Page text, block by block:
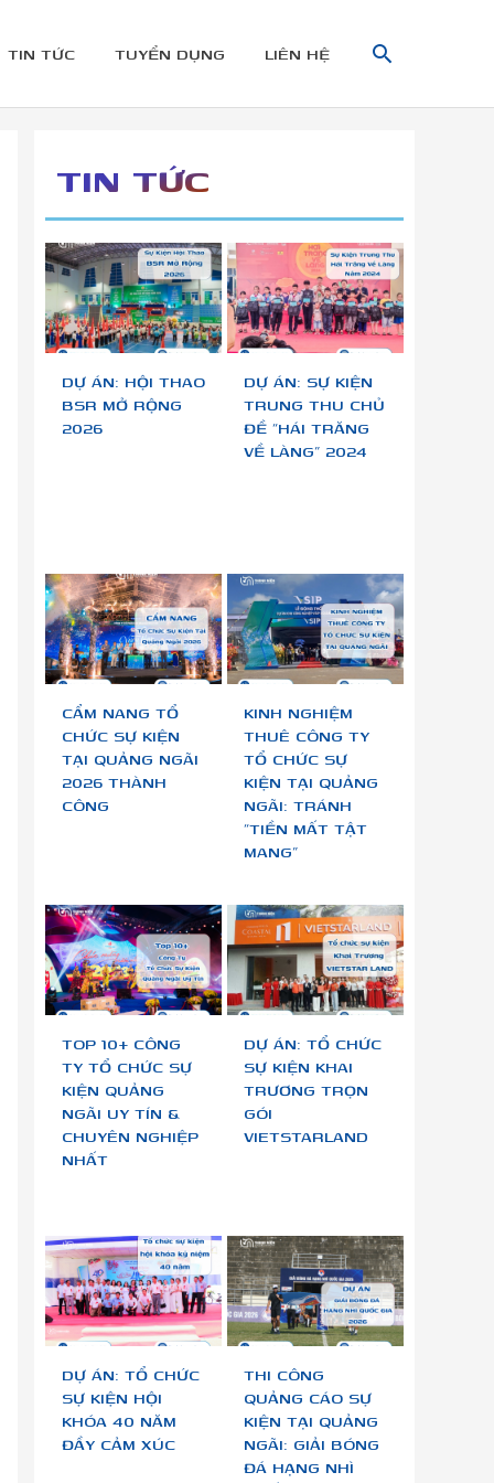
TIN TỨC TUYỂN DỤNG LIÊN HỆ
TÌM
TIN TỨC
DỰ ÁN: HỘI THAO
BSR MỞ RỘNG
2026
DỰ ÁN: SỰ KIỆN
TRUNG THU CHỦ
ĐỀ “HÁI TRĂNG
VỀ LÀNG” 2024
CẨM NANG TỔ
CHỨC SỰ KIỆN
TẠI QUẢNG NGÃI
2026 THÀNH
CÔNG
KINH NGHIỆM
THUÊ CÔNG TY
TỔ CHỨC SỰ
KIỆN TẠI QUẢNG
NGÃI: TRÁNH
“TIỀN MẤT TẬT
MANG”
TOP 10+ CÔNG
TY TỔ CHỨC SỰ
KIỆN QUẢNG
NGÃI UY TÍN &
CHUYÊN NGHIỆP
NHẤT
DỰ ÁN: TỔ CHỨC
SỰ KIỆN KHAI
TRƯƠNG TRỌN
GÓI
VIETSTARLAND
DỰ ÁN: TỔ CHỨC
SỰ KIỆN HỘI
KHÓA 40 NĂM
ĐẦY CẢM XÚC
THI CÔNG
QUẢNG CÁO SỰ
KIỆN TẠI QUẢNG
NGÃI: GIẢI BÓNG
ĐÁ HẠNG NHÌ